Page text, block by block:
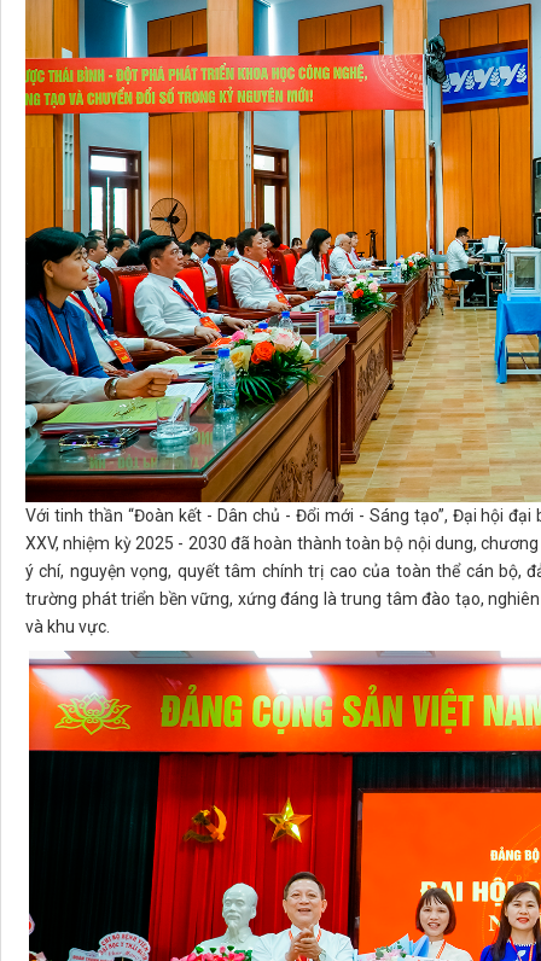
Với tinh thần “Đoàn kết - Dân chủ - Đổi mới - Sáng tạo”, Đại hội
XXV, nhiệm kỳ 2025 - 2030 đã hoàn thành toàn bộ nội dung,
ý chí, nguyện vọng, quyết tâm chính trị cao của toàn thể cán bộ,
trường phát triển bền vững, xứng đáng là trung tâm đào tạo,
và khu vực.